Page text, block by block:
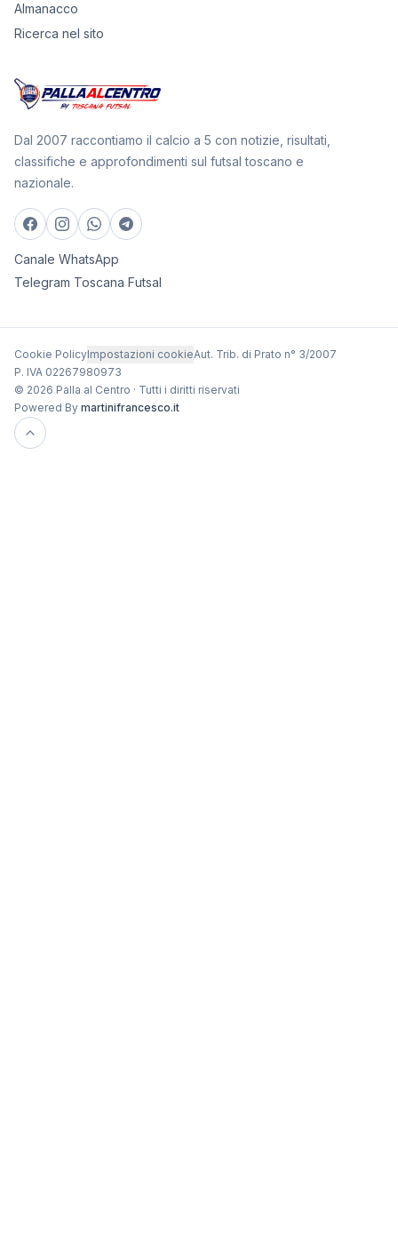
Almanacco
Ricerca nel sito
Dal 2007 raccontiamo il calcio a 5 con notizie, risultati,
classifiche e approfondimenti sul futsal toscano e
nazionale.
Canale WhatsApp
Telegram Toscana Futsal
Cookie PolicyImpostazioni cookieAut. Trib. di Prato n° 3/2007
P. IVA 02267980973
© 2026 Palla al Centro · Tutti i diritti riservati
Powered By martinifrancesco.it